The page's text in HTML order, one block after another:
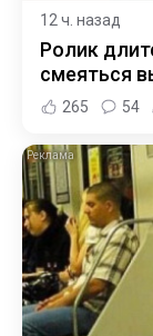
12 ч. назад
Ролик
смеяться
265 54